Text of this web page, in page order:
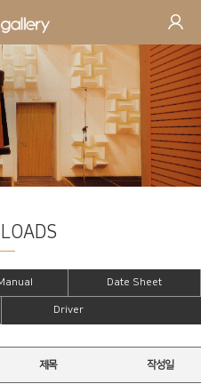
Date Sheet
Driver
제목 작성일